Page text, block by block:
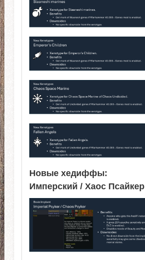
Новые хедиффы:
Имперский / Хаос Псайкер